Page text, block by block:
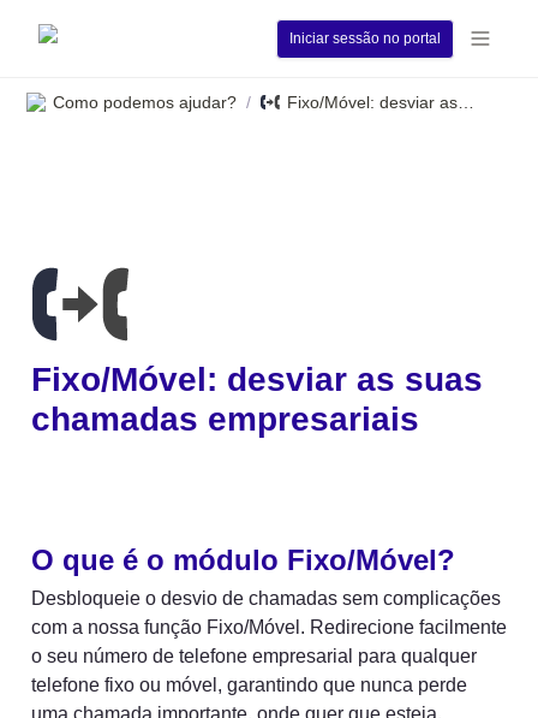
Iniciar sessão no portal
Como podemos ajudar? /
Fixo/Móvel: desviar as suas
chamadas empresariais
O que é o módulo Fixo/Móvel?
Desbloqueie o desvio de chamadas sem complicações
com a nossa função Fixo/Móvel. Redirecione facilmente
o seu número de telefone empresarial para qualquer
telefone fixo ou móvel, garantindo que nunca perde